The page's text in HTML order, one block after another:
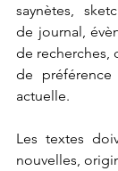
saynètes,
de journal,
de recherches,
de
actuelle.
Les textes
nouvelles,